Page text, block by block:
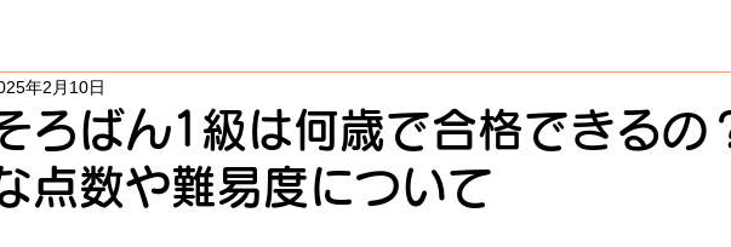
ろばん1級は何歳で合格できるの
点数や難易度について
年2月10日